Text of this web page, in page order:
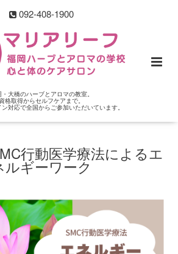
092-408-1900
大橋のハーブとアロマの教室。
資格取得からセルフケアまで。
対応で全国からご参加いただいています。
行動医学療法によるエ
ルギーワーク